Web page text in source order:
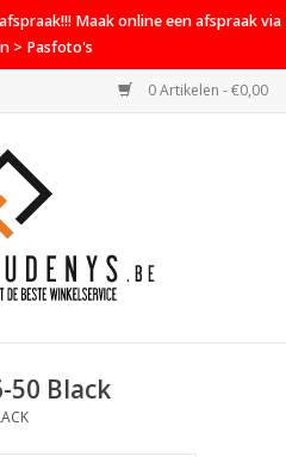
Maak online een afspraak via
> Pasfoto's
0 Artikelen - €0,00
50 Black